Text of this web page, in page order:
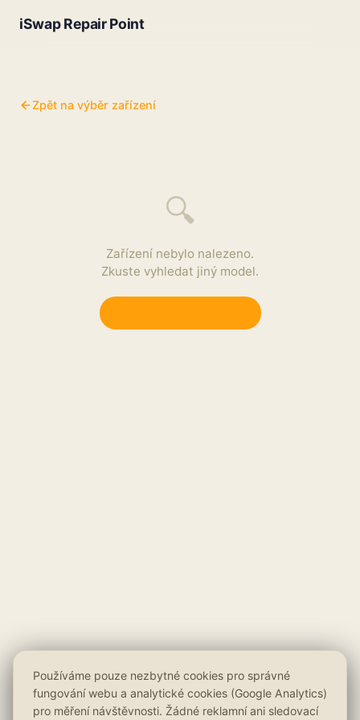
iSwap Repair Point
Zpět na výběr zařízení
🔍
Zařízení nebylo nalezeno.
Zkuste vyhledat jiný model.
Používáme pouze nezbytné cookies pro správné
fungování webu a analytické cookies (Google Analytics)
pro měření návštěvnosti. Žádné reklamní ani sledovací